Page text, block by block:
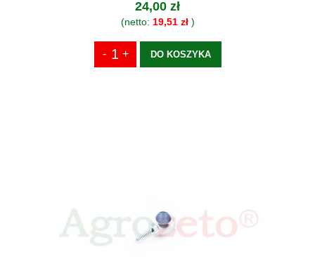
24,00 zł
(netto: 19,51 zł)
DO KOSZYKA